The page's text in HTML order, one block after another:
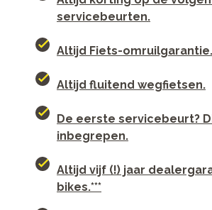
servicebeurten.
Altijd Fiets-omruilgarantie.
Altijd fluitend wegfietsen.
De eerste servicebeurt?
inbegrepen.
Altijd vijf (!) jaar
bikes.***